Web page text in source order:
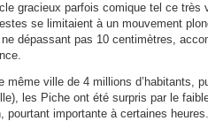
gracieux parfois comique tel ce très
se limitaient à un mouvement
dépassant pas 10 centimètres,
même ville de 4 millions d’habitants,
les Piche ont été surpris par le
pourtant importante à certaines